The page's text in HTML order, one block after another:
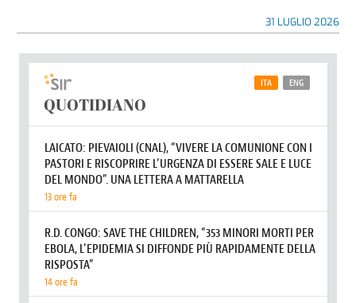
31 LUGLIO 2026